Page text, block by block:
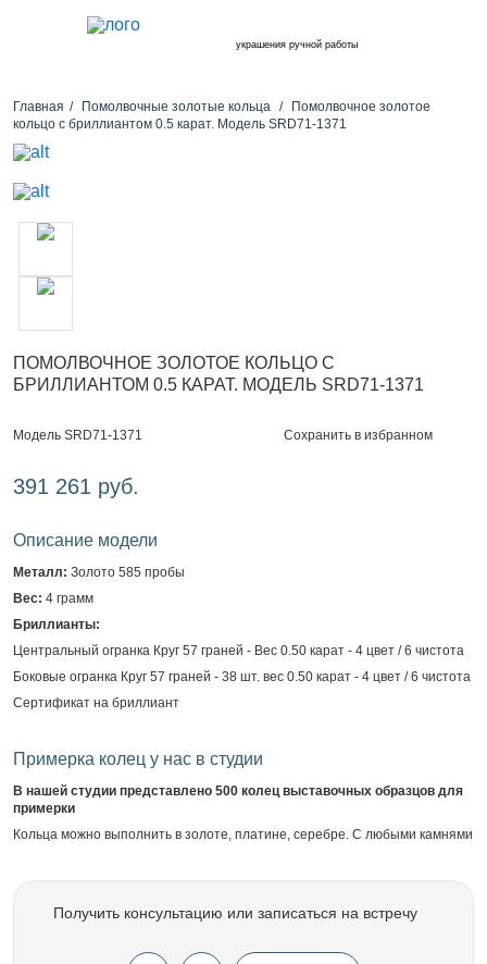
украшения ручной работы
Главная Помолвочные золотые кольца
Помолвочное золотое
кольцо с бриллиантом 0.5 карат. Модель SRD71-1371
ПОМОЛВОЧНОЕ ЗОЛОТОЕ КОЛЬЦО С
БРИЛЛИАНТОМ 0.5 КАРАТ. МОДЕЛЬ SRD71-1371
Модель SRD71-1371 Сохранить в избранном
391 261 руб.
Описание модели
Металл: Золото 585 пробы
Вес: 4 грамм
Бриллианты:
Центральный огранка Круг 57 граней - Вес 0.50 карат - 4 цвет / 6 чистота
Боковые огранка Круг 57 граней - 38 шт. вес 0.50 карат - 4 цвет / 6 чистота
Сертификат на бриллиант
Примерка колец у нас в студии
В нашей студии представлено 500 колец выставочных образцов для
примерки
Кольца можно выполнить в золоте, платине, серебре. С любыми камнями
Получить консультацию или записаться на встречу